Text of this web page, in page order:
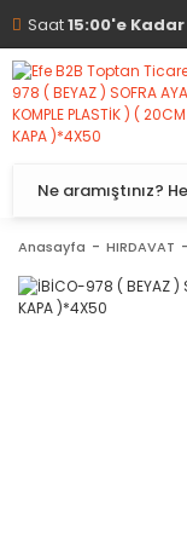
Saat15:00'e Kadar
Anasayfa HIRDAVAT